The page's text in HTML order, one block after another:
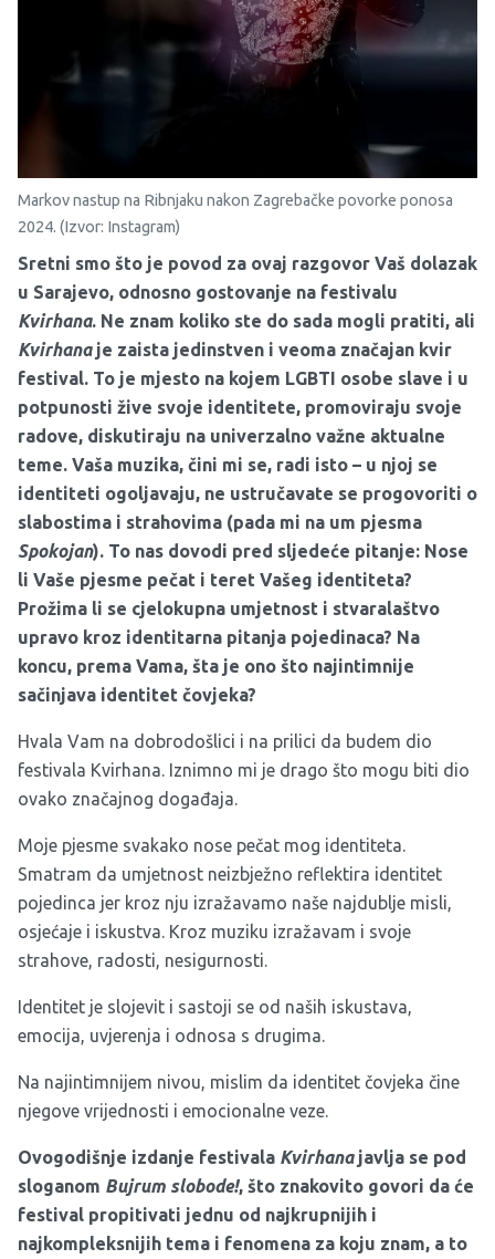
Markov nastup na Ribnjaku nakon Zagrebačke povorke ponosa
2024. (Izvor: Instagram)
Sretni smo što je povod za ovaj razgovor Vaš dolazak
u Sarajevo, odnosno gostovanje na festivalu
Kvirhana. Ne znam koliko ste do sada mogli pratiti, ali
Kvirhanaje zaista jedinstven i veoma značajan kvir
festival. To je mjesto na kojem LGBTI osobe slave i u
potpunosti žive svoje identitete, promoviraju svoje
radove, diskutiraju na univerzalno važne aktualne
teme. Vaša muzika, čini mi se, radi isto – u njoj se
identiteti ogoljavaju, ne ustručavate se progovoriti o
slabostima i strahovima (pada mi na um pjesma
Spokojan). To nas dovodi pred sljedeće pitanje: Nose
li Vaše pjesme pečat i teret Vašeg identiteta?
Prožima li se cjelokupna umjetnost i stvaralaštvo
upravo kroz identitarna pitanja pojedinaca? Na
koncu, prema Vama, šta je ono što najintimnije
sačinjava identitet čovjeka?
Hvala Vam na dobrodošlici i na prilici da budem dio
festivala Kvirhana. Iznimno mi je drago što mogu biti dio
ovako značajnog događaja.
Moje pjesme svakako nose pečat mog identiteta.
Smatram da umjetnost neizbježno reflektira identitet
pojedinca jer kroz nju izražavamo naše najdublje misli,
osjećaje i iskustva. Kroz muziku izražavam i svoje
strahove, radosti, nesigurnosti.
Identitet je slojevit i sastoji se od naših iskustava,
emocija, uvjerenja i odnosa s drugima.
Na najintimnijem nivou, mislim da identitet čovjeka čine
njegove vrijednosti i emocionalne veze.
Ovogodišnje izdanje festivala Kvirhanajavlja se pod
sloganom Bujrum slobode!, što znakovito govori da će
festival propitivati jednu od najkrupnijih i
najkompleksnijih tema i fenomena za koju znam, a to